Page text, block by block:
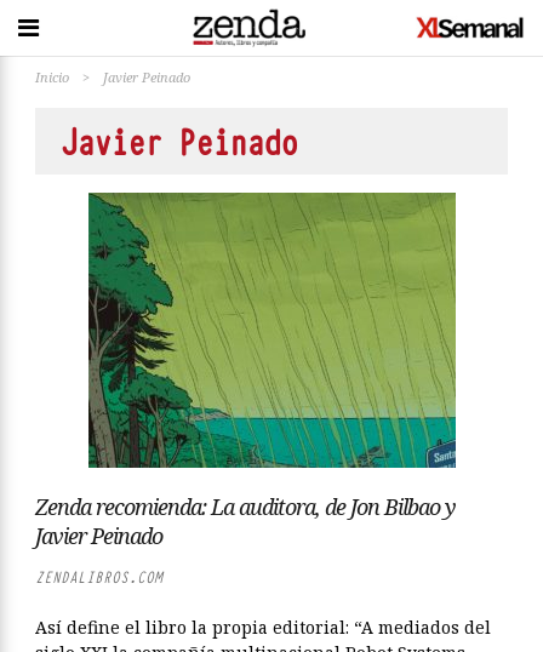
Inicio > Javier Peinado
Javier Peinado
Zenda recomienda: La auditora, de Jon Bilbao y
Javier Peinado
ZENDALIBROS.COM
Así define el libro la propia editorial: “A mediados del